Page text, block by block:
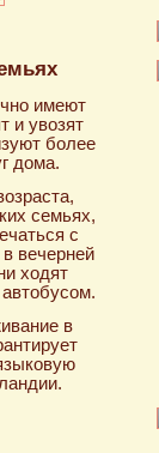
имеют
и увозят
более
дома.
семьях,
с
вечерней
ходят
в